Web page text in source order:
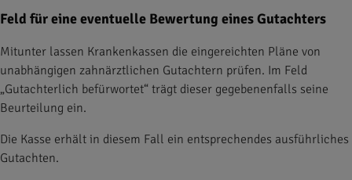
Feld für eine eventuelle Bewertung eines Gutachters
Mitunter lassen Krankenkassen die eingereichten Pläne von
unabhängigen zahnärztlichen Gutachtern prüfen. Im Feld
„Gutachterlich befürwortet“ trägt dieser gegebenenfalls seine
Beurteilung ein.
Die Kasse erhält in diesem Fall ein entsprechendes ausführliches
Gutachten.